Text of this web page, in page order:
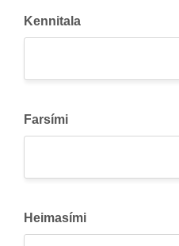
Kennitala
Farsími
Heimasími